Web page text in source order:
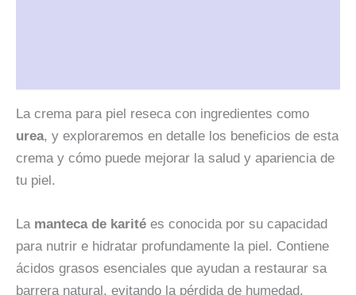
La crema para piel reseca con ingredientes como
urea, y exploraremos en detalle los beneficios de esta
crema y cómo puede mejorar la salud y apariencia de
tu piel.
La manteca de karité es conocida por su capacidad
para nutrir e hidratar profundamente la piel. Contiene
ácidos grasos esenciales que ayudan a restaurar sa
barrera natural, evitando la pérdida de humedad.